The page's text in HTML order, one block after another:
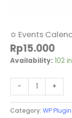
≎ Events
Rp15.000
Availability: 102
- +
Category:WP Plugin